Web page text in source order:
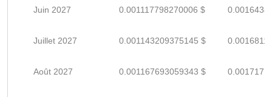
Juin 2027 0.001117798270006 $
Juillet 2027 0.001143209375145 $
Août 2027 0.001167693059343 $